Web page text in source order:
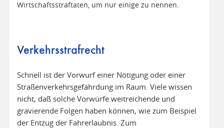
Wirtschaftsstraftaten, um nur einige zu nennen.
Verkehrsstrafrecht
Schnell ist der Vorwurf einer Nötigung oder einer
Straßenverkehrsgefährdung im Raum. Viele wissen
nicht, daß solche Vorwürfe weitreichende und
gravierende Folgen haben können, wie zum Beispiel
der Entzug der Fahrerlaubnis. Zum